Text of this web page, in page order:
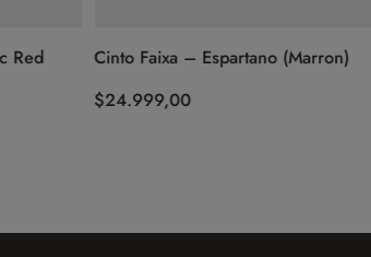
Cinto Faixa – Espartano (Marron)
24.999,00